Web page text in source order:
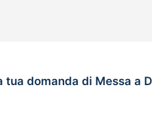
tua domanda di Messa a